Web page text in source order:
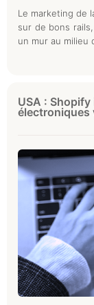
Le marketing de
sur de bons
un mur au milieu
USA :
électroniques